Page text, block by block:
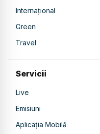
Internațional
Green
Travel
Servicii
Live
Emisiuni
Aplicația Mobilă